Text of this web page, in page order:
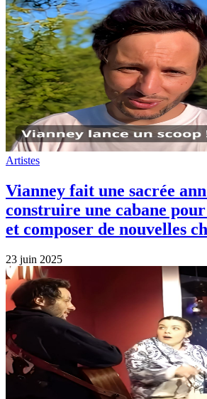
Artistes
Vianney fait une sacrée
construire une cabane
et composer de nouvelles
23 juin 2025